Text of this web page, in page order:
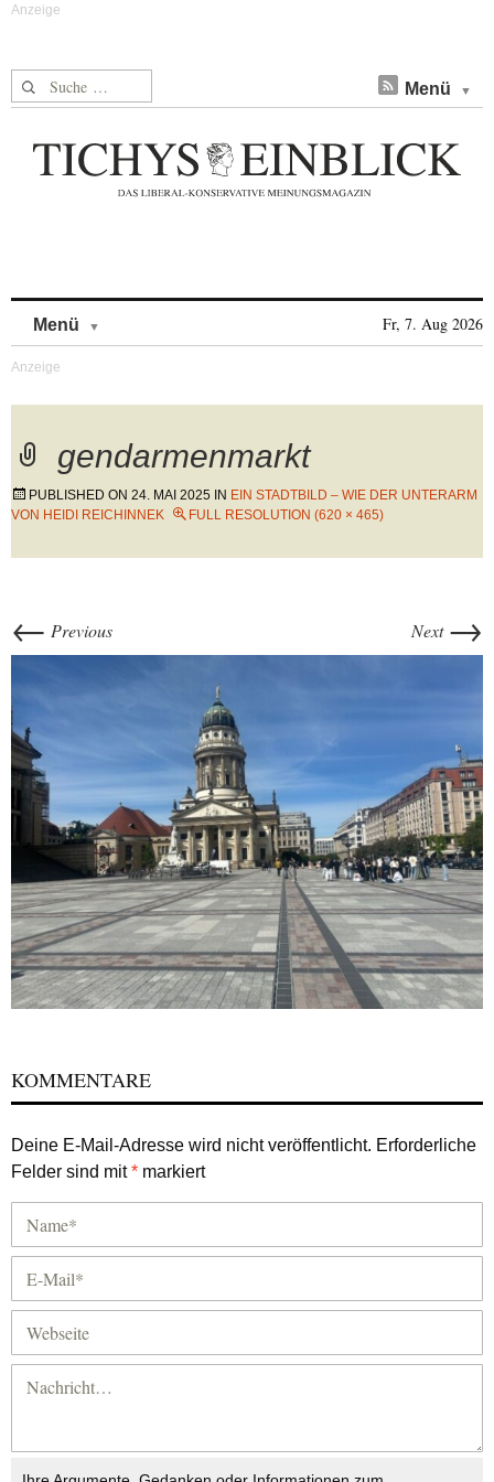
Suche nach: Menü
Menü Fr, 7. Aug 2026
gendarmenmarkt
PUBLISHED ON 24. MAI 2025 IN EIN STADTBILD – WIE DER UNTERARM
VON HEIDI REICHINNEK
FULL RESOLUTION (620 × 465)
← Previous Next →
KOMMENTARE
Deine E-Mail-Adresse wird nicht veröffentlicht. Erforderliche
Felder sind mit* markiert